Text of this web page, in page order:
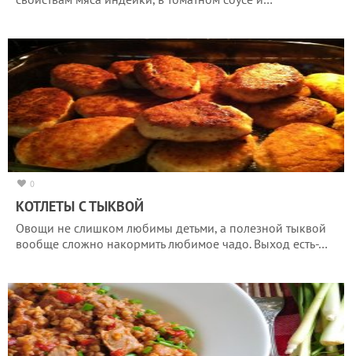
0
КОТЛЕТЫ С ТЫКВОЙ
Овощи не слишком любимы детьми, а полезной тыквой
вообще сложно накормить любимое чадо. Выход есть-…